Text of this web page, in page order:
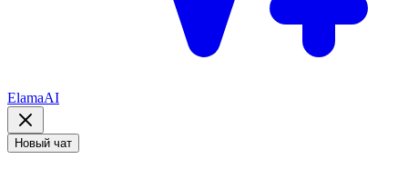
ElamaAI
Новый чат